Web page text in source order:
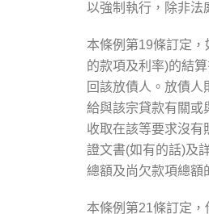
以強制執行，除非法
本條例第19條訂定
的款項及利率)的結
回該放債人。放債
給與該宗貸款有關或
收取在該等要求沒有
證文書(如有的話)及
總額及尚欠款項總額
本條例第21條訂定